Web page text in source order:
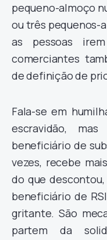
pequeno-almoço
ou três pequenos-
as pessoas
comerciantes
de definição de
Fala-se em
escravidão,
beneficiário de
vezes, recebe
do que
beneficiário de
gritante. São
partem da